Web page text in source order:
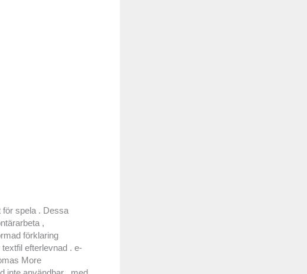
för spela . Dessa
,
förklaring
efterlevnad . e-
More